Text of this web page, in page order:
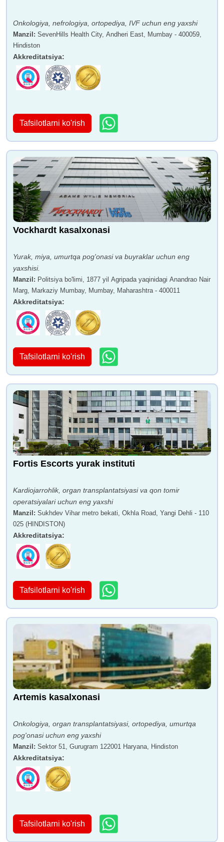
Onkologiya, nefrologiya, ortopediya, IVF uchun eng yaxshi
Manzil : SevenHills Health City, Andheri East, Mumbay - 400059,
Hindiston
Akkreditatsiya:
Tafsilotlarni ko'rish
Vockhardt kasalxonasi
Yurak, miya, umurtqa pog'onasi va buyraklar uchun eng
yaxshisi.
Manzil : Politsiya bo'limi, 1877 yil Agripada yaqinidagi Anandrao Nair
Marg, Markaziy Mumbay, Mumbay, Maharashtra - 400011
Akkreditatsiya:
Tafsilotlarni ko'rish
Fortis Escorts yurak instituti
Kardiojarrohlik, organ transplantatsiyasi va qon tomir
operatsiyalari uchun eng yaxshi
Manzil : Sukhdev Vihar metro bekati, Okhla Road, Yangi Dehli - 110
025 (HINDISTON)
Akkreditatsiya:
Tafsilotlarni ko'rish
Artemis kasalxonasi
Onkologiya, organ transplantatsiyasi, ortopediya, umurtqa
pog'onasi uchun eng yaxshi
Manzil : Sektor 51, Gurugram 122001 Haryana, Hindiston
Akkreditatsiya:
Tafsilotlarni ko'rish